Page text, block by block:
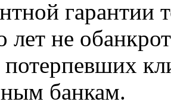
гарантии
лет не
банкам.